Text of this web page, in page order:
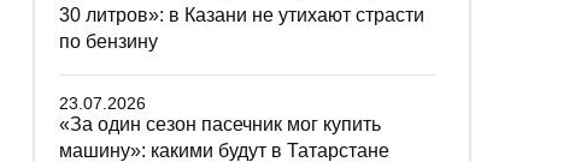
30 литров»: в Казани не утихают страсти
по бензину
23.07.2026
«За один сезон пасечник мог купить
машину»: какими будут в Татарстане